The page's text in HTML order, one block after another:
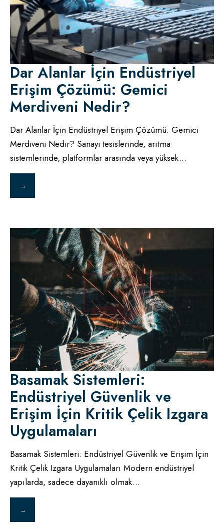
Dar Alanlar İçin Endüstriyel
Erişim Çözümü: Gemici
Merdiveni Nedir?
Dar Alanlar İçin Endüstriyel Erişim Çözümü: Gemici
Merdiveni Nedir? Sanayi tesislerinde, arıtma
sistemlerinde, platformlar arasında veya yüksek...
→
Basamak Sistemleri:
Endüstriyel Güvenlik ve
Erişim İçin Kritik Çelik Izgara
Uygulamaları
Basamak Sistemleri: Endüstriyel Güvenlik ve Erişim İçin
Kritik Çelik Izgara Uygulamaları Modern endüstriyel
yapılarda, sadece dayanıklı olmak...
→